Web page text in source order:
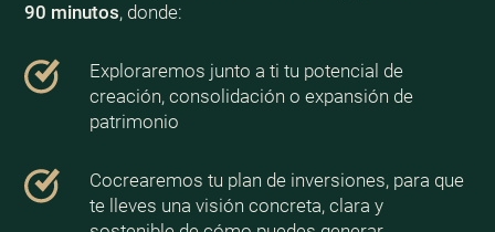
90 minutos, donde:
Exploraremos junto a ti tu potencial de
creación, consolidación o expansión de
patrimonio
Cocrearemos tu plan de inversiones, para que
te lleves una visión concreta, clara y